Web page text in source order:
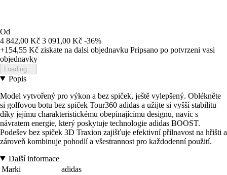
Od
4 842,00 Kč 3 091,00 Kč -36%
+154,55 Kč ziskate na dalsi objednavku Pripsano po potvrzeni vasi
objednavky
Loading...
Popis
Model vytvořený pro výkon a bez spiček, ještě vylepšený. Oblékněte
si golfovou botu bez spiček Tour360 adidas a užijte si vyšší stabilitu
díky jejímu charakteristickému obepínajícímu designu, navíc s
návratem energie, který poskytuje technologie adidas BOOST.
Podešev bez spiček 3D Traxion zajišťuje efektivní přilnavost na hřišti a
zároveň kombinuje pohodlí a všestrannost pro každodenní použití.
Další informace
Marki
adidas